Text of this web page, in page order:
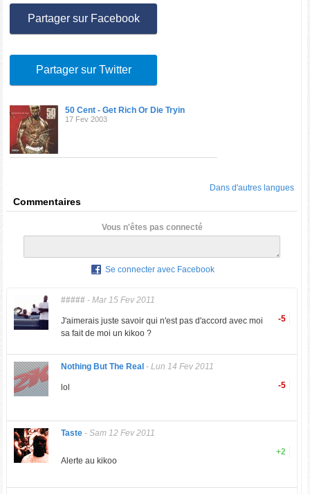
Partager sur Facebook
Partager sur Twitter
50 Cent - Get Rich Or Die Tryin
17 Fev 2003
Dans d'autres langues
Commentaires
Vous n'êtes pas connecté
Se connecter avec Facebook
#####- Mar 15 Fev 2011
-5
J'aimerais juste savoir qui n'est pas d'accord avec moi
sa fait de moi un kikoo ?
Nothing But The Real - Lun 14 Fev 2011
-5
lol
Taste- Sam 12 Fev 2011
+2
Alerte au kikoo